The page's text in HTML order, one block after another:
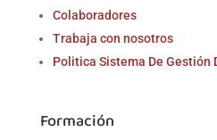
Colaboradores
Trabaja con nosotros
Politica Sistema De Gestión
Formación